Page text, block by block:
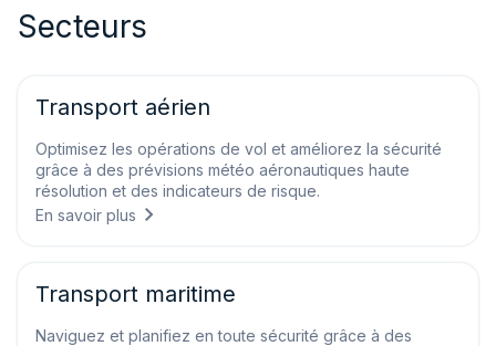
Secteurs
Transport aérien
Optimisez les opérations de vol et améliorez la sécurité
grâce à des prévisions météo aéronautiques haute
résolution et des indicateurs de risque.
En savoir plus
Transport maritime
Naviguez et planifiez en toute sécurité grâce à des